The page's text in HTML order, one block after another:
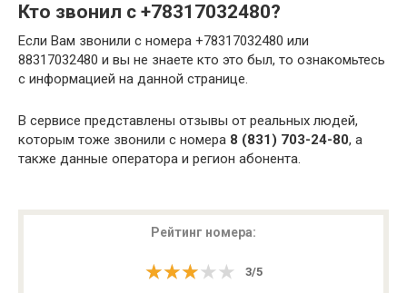
Кто звонил с +78317032480?
Если Вам звонили с номера +78317032480 или
88317032480 и вы не знаете кто это был, то ознакомьтесь
с информацией на данной странице.
В сервисе представлены отзывы от реальных людей,
которым тоже звонили с номера 8 (831) 703-24-80, а
также данные оператора и регион абонента.
Рейтинг номера:
★★★★★
★★★★★ 3/5